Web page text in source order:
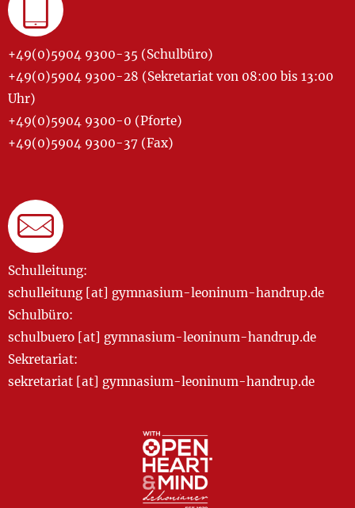
+49(0)5904 9300-35 (Schulbüro)
+49(0)5904 9300-28 (Sekretariat von 08:00 bis 13:00
Uhr)
+49(0)5904 9300-0 (Pforte)
+49(0)5904 9300-37 (Fax)
Schulleitung:
schulleitung [at] gymnasium-leoninum-handrup.de
Schulbüro:
schulbuero [at] gymnasium-leoninum-handrup.de
Sekretariat:
sekretariat [at] gymnasium-leoninum-handrup.de